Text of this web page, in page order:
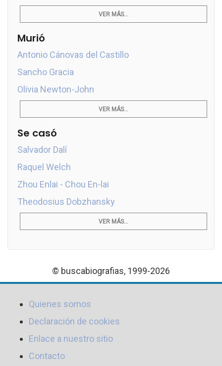
VER MÁS...
Murió
Antonio Cánovas del Castillo
Sancho Gracia
Olivia Newton-John
VER MÁS...
Se casó
Salvador Dalí
Raquel Welch
Zhou Enlai - Chou En-lai
Theodosius Dobzhansky
VER MÁS...
© buscabiografias, 1999-2026
Quienes somos
Declaración de cookies
Enlace a nuestro sitio
Contacto